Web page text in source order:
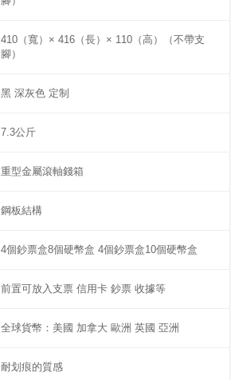
410（寬）× 416（長）× 110（高）（不帶支
腳）
黑 深灰色 定制
7.3公斤
重型金屬滾軸錢箱
鋼板結構
4個鈔票盒8個硬幣盒 4個鈔票盒10個硬幣盒
前置可放入支票 信用卡 鈔票 收據等
全球貨幣：美國 加拿大 歐洲 英國 亞洲
耐划痕的質感